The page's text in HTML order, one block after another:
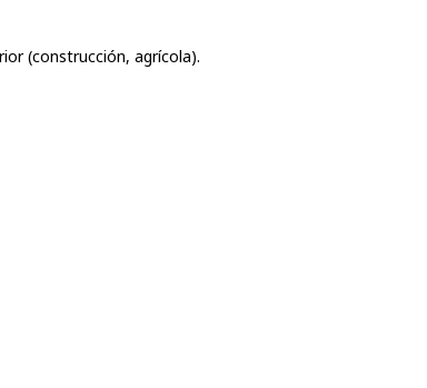
(construcción, agrícola).